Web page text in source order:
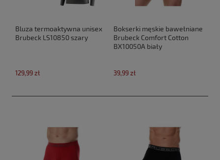
Bluza termoaktywna unisex
Brubeck LS10850 szary
129,99 zł
Bokserki męskie bawełniane
Brubeck Comfort Cotton
BX10050A biały
39,99 zł